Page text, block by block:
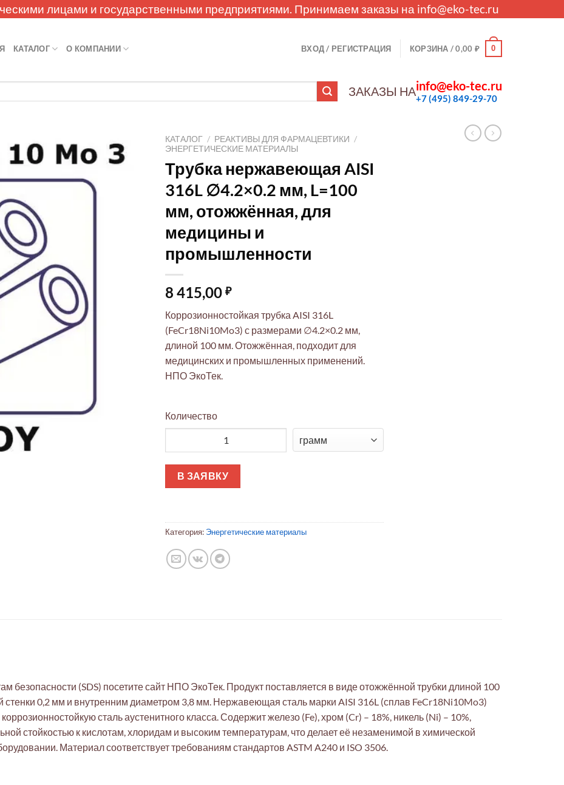
лицами и государственными предприятиями. Принимаем заказы на info@eko-tec.ru
КАТАЛОГ О КОМПАНИИ ВХОД / РЕГИСТРАЦИЯ КОРЗИНА /0,00 ₽ 0
ЗАКАЗЫ НАinfo@eko-tec.ru
+7 (495) 849-29-70
КАТАЛОГ / РЕАКТИВЫ ДЛЯ ФАРМАЦЕВТИКИ /
ЭНЕРГЕТИЧЕСКИЕ МАТЕРИАЛЫ
Трубка нержавеющая AISI
316L ∅4.2×0.2 мм, L=100
мм, отожжённая, для
медицины и
промышленности
8 415,00 ₽
Коррозионностойкая трубка AISI 316L
(FeCr18Ni10Mo3) с размерами ∅4.2×0.2 мм,
длиной 100 мм. Отожжённая, подходит для
медицинских и промышленных применений.
НПО ЭкоТек.
Количество
В ЗАЯВКУ
Категория: Энергетические материалы
безопасности (SDS) посетите сайт НПО ЭкоТек. Продукт поставляется в виде отожжённой трубки длиной 100
0,2 мм и внутренним диаметром 3,8 мм. Нержавеющая сталь марки AISI 316L (сплав FeCr18Ni10Mo3)
сталь аустенитного класса. Содержит железо (Fe), хром (Cr) – 18%, никель (Ni) – 10%,
стойкостью к кислотам, хлоридам и высоким температурам, что делает её незаменимой в химической
Материал соответствует требованиям стандартов ASTM A240 и ISO 3506.